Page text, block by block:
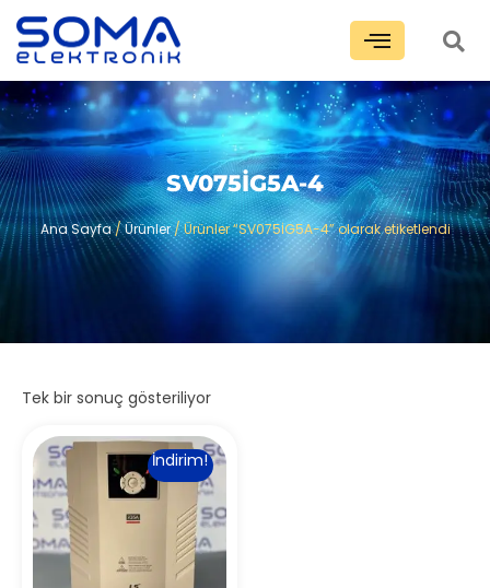
SV075İG5A-4
Ana Sayfa/Ürünler/ Ürünler “SV075İG5A-4” olarak etiketlendi
Tek bir sonuç gösteriliyor
İndirim!